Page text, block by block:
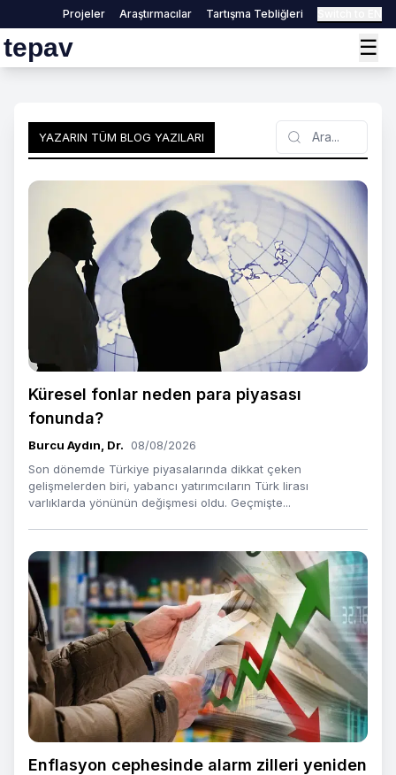
Projeler Araştırmacılar Tartışma Tebliğleri
tepav ☰
YAZARIN TÜM BLOG YAZILARI
Search
Küresel fonlar neden para piyasası
fonunda?
Burcu Aydın, Dr.
08/08/2026
Son dönemde Türkiye piyasalarında dikkat çeken
gelişmelerden biri, yabancı yatırımcıların Türk lirası
varlıklarda yönünün değişmesi oldu. Geçmişte...
Enflasyon cephesinde alarm zilleri yeniden